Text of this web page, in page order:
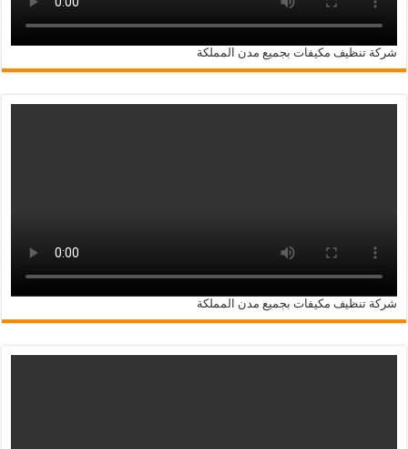
شركة تنظيف مكيفات بجميع مدن المملكة
شركة تنظيف مكيفات بجميع مدن المملكة